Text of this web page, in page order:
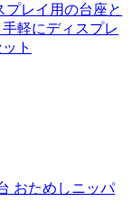
プレイ用の台座と
軽にディスプレ
ト
おためしニッパ